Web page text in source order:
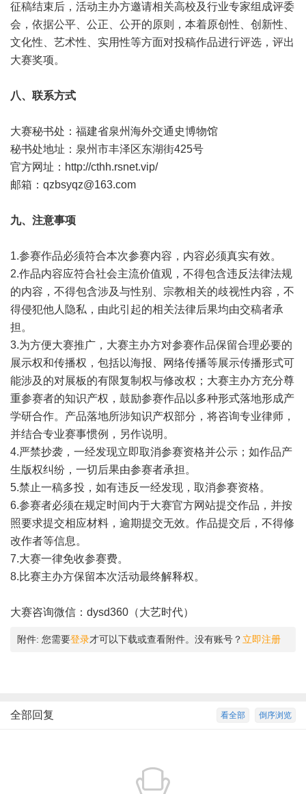
征稿结束后，活动主办方邀请相关高校及行业专家组成评委
会，依据公平、公正、公开的原则，本着原创性、创新性、
文化性、艺术性、实用性等方面对投稿作品进行评选，评出
大赛奖项。
八、联系方式
大赛秘书处：福建省泉州海外交通史博物馆
秘书处地址：泉州市丰泽区东湖街425号
官方网址： http://cthh.rsnet.vip/
邮箱： qzbsyqz@163.com
九、注意事项
1.参赛作品必须符合本次参赛内容，内容必须真实有效。
2.作品内容应符合社会主流价值观，不得包含违反法律法规
的内容，不得包含涉及与性别、宗教相关的歧视性内容，不
得侵犯他人隐私，由此引起的相关法律后果均由交稿者承
担。
3.为方便大赛推广，大赛主办方对参赛作品保留合理必要的
展示权和传播权，包括以海报、网络传播等展示传播形式可
能涉及的对展板的有限复制权与修改权；大赛主办方充分尊
重参赛者的知识产权，鼓励参赛作品以多种形式落地形成产
学研合作。产品落地所涉知识产权部分，将咨询专业律师，
并结合专业赛事惯例，另作说明。
4.严禁抄袭，一经发现立即取消参赛资格并公示；如作品产
生版权纠纷，一切后果由参赛者承担。
5.禁止一稿多投，如有违反一经发现，取消参赛资格。
6.参赛者必须在规定时间内于大赛官方网站提交作品，并按
照要求提交相应材料，逾期提交无效。作品提交后，不得修
改作者等信息。
7.大赛一律免收参赛费。
8.比赛主办方保留本次活动最终解释权。
大赛咨询微信：dysd360（大艺时代）
附件: 您需要登录才可以下载或查看附件。没有账号？ 立即注册
倒序浏览
看全部
全部回复